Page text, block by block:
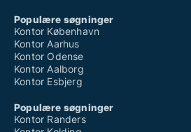
Populære søgninger
Kontor København
Kontor Aarhus
Kontor Odense
Kontor Aalborg
Kontor Esbjerg
Populære søgninger
Kontor Randers